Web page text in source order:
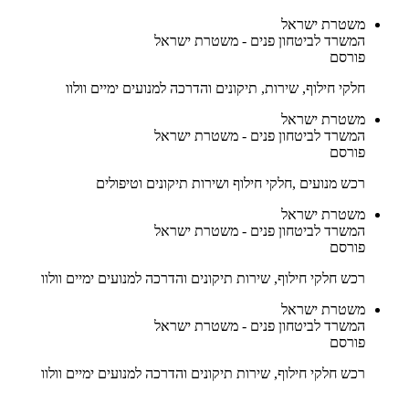
משטרת ישראל
המשרד לביטחון פנים - משטרת ישראל
פורסם
חלקי חילוף, שירות, תיקונים והדרכה למנועים ימיים וולוו
משטרת ישראל
המשרד לביטחון פנים - משטרת ישראל
פורסם
רכש מנועים ,חלקי חילוף ושירות תיקונים וטיפולים
משטרת ישראל
המשרד לביטחון פנים - משטרת ישראל
פורסם
רכש חלקי חילוף, שירות תיקונים והדרכה למנועים ימיים וולוו
משטרת ישראל
המשרד לביטחון פנים - משטרת ישראל
פורסם
רכש חלקי חילוף, שירות תיקונים והדרכה למנועים ימיים וולוו